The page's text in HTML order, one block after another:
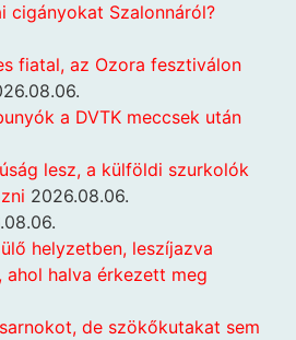
cigányokat Szalonnáról?
fiatal, az Ozora fesztiválon
a DVTK meccsek után
lesz, a külföldi szurkolók
2026.08.06.
helyzetben, leszíjazva
halva érkezett meg
de szökőkutakat sem